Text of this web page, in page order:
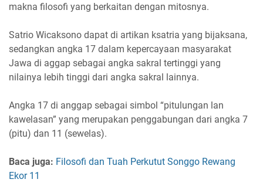
makna filosofi yang berkaitan dengan mitosnya.
Satrio Wicaksono dapat di artikan ksatria yang bijaksana,
sedangkan angka 17 dalam kepercayaan masyarakat
Jawa di aggap sebagai angka sakral tertinggi yang
nilainya lebih tinggi dari angka sakral lainnya.
Angka 17 di anggap sebagai simbol “pitulungan lan
kawelasan” yang merupakan penggabungan dari angka 7
(pitu) dan 11 (sewelas).
Baca juga: Filosofi dan Tuah Perkutut Songgo Rewang
Ekor 11